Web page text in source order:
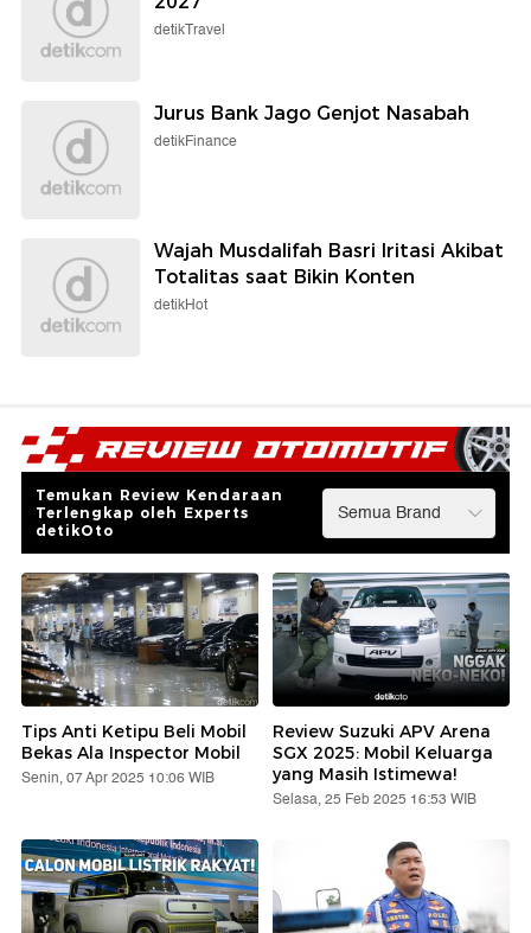
detikTravel
Jurus Bank Jago Genjot Nasabah
detikFinance
Wajah Musdalifah Basri Iritasi Akibat
Totalitas saat Bikin Konten
detikHot
Temukan Review Kendaraan
Terlengkap oleh Experts
detikOto
Tips Anti Ketipu Beli Mobil
Bekas Ala Inspector Mobil
Senin, 07 Apr 2025 10:06 WIB
Review Suzuki APV Arena
SGX 2025: Mobil Keluarga
yang Masih Istimewa!
Selasa, 25 Feb 2025 16:53 WIB